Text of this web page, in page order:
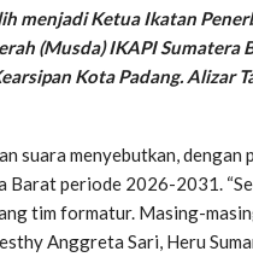
menjadi Ketua Ikatan
(Musda) IKAPI
Kota Padang. Alizar
suara menyebutkan,
periode 2026-2031.
tim formatur. Masing-
Anggreta Sari, Heru